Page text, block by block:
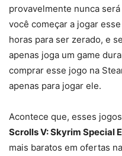
provavelmente nunca
você começar a jogar
horas para ser zerado, e
apenas joga um game
comprar esse jogo na
apenas para jogar ele.
Acontece que, esses
Scrolls V: Skyrim Special
mais baratos em ofertas